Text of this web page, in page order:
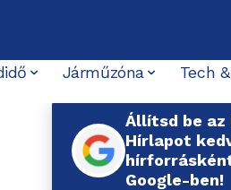
Járműzóna
Tech
Állítsd be az
Hírlapot
Google-ben!